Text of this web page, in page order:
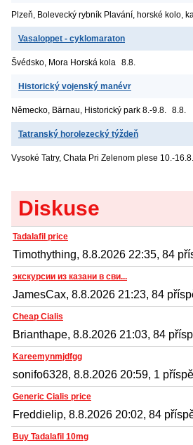
Plzeň, Bolevecký rybník Plavání, horské kolo,
Vasaloppet - cyklomaraton
Švédsko, Mora Horská kola 8.8.
Historický vojenský manévr
Německo, Bärnau, Historický park 8.-9.8. 8.8.
Tatranský horolezecký týždeň
Vysoké Tatry, Chata Pri Zelenom plese 10.-16.8.
Diskuse
Tadalafil price
Timothything, 8.8.2026 22:35, 84
экскурсии из казани в сви...
JamesCax, 8.8.2026 21:23, 84
Cheap Cialis
Brianthape, 8.8.2026 21:03, 84
Kareemynmjdfgg
sonifo6328, 8.8.2026 20:59, 1
Generic Cialis price
Freddielip, 8.8.2026 20:02, 84
Buy Tadalafil 10mg